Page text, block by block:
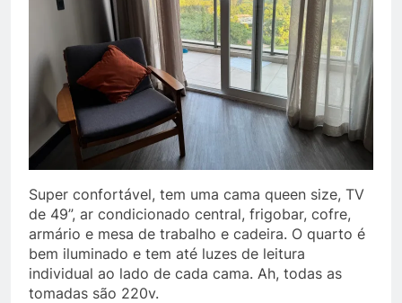
Super confortável, tem uma cama queen size, TV
de 49”, ar condicionado central, frigobar, cofre,
armário e mesa de trabalho e cadeira. O quarto é
bem iluminado e tem até luzes de leitura
individual ao lado de cada cama. Ah, todas as
tomadas são 220v.